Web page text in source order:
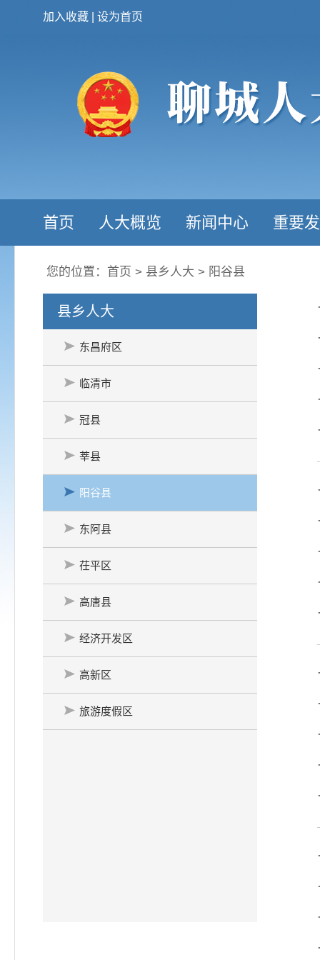
加入收藏 设为首页
首页 人大概览 新闻中心 重要
您的位置： 首页 > 县乡人大 > 阳谷县
县乡人大
东昌府区
临清市
冠县
莘县
阳谷县
东阿县
茌平区
高唐县
经济开发区
高新区
旅游度假区